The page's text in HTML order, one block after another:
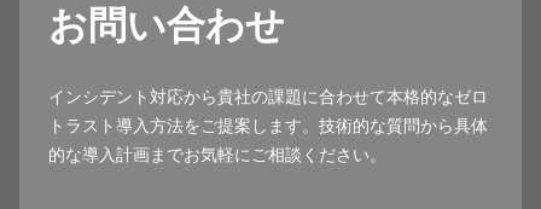
お問い合わせ
インシデント対応から貴社の課題に合わせて本格的なゼロ
トラスト導入方法をご提案します。技術的な質問から具体
的な導入計画までお気軽にご相談ください。